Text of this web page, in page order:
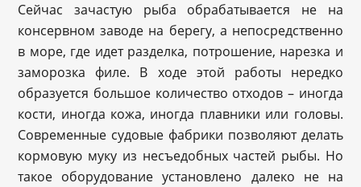
Сейчас зачастую рыба обрабатывается не на
консервном заводе на берегу, а непосредственно
в море, где идет разделка, потрошение, нарезка и
заморозка филе. В ходе этой работы нередко
образуется большое количество отходов – иногда
кости, иногда кожа, иногда плавники или головы.
Современные судовые фабрики позволяют делать
кормовую муку из несъедобных частей рыбы. Но
такое оборудование установлено далеко не на